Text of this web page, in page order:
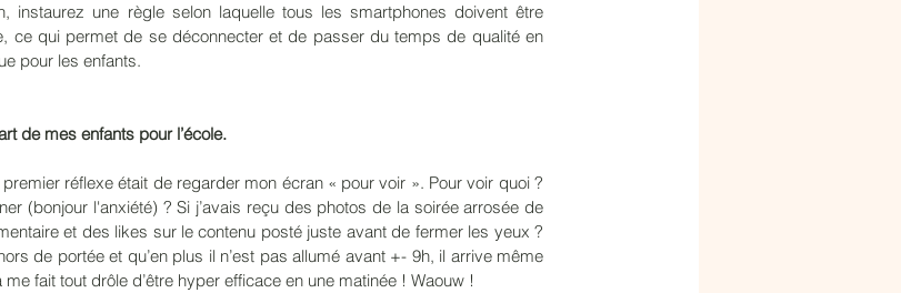
instaurez une règle selon laquelle tous les smartphones doivent être
ce qui permet de se déconnecter et de passer du temps de qualité en
pour les enfants.
de mes enfants pour l’école.
réflexe était de regarder mon écran « pour voir ». Pour voir quoi ?
(bonjour l'anxiété) ? Si j’avais reçu des photos de la soirée arrosée de
et des likes sur le contenu posté juste avant de fermer les yeux ?
de portée et qu’en plus il n’est pas allumé avant +- 9h, il arrive même
fait tout drôle d’être hyper efficace en une matinée ! Waouw !